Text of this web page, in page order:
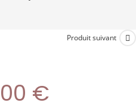
Produit suivant
€